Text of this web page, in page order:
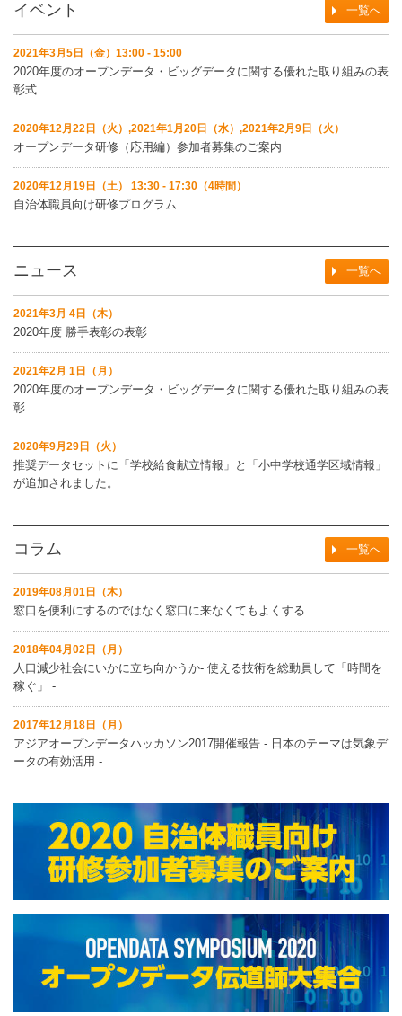
イベント 一覧へ
2021年3月5日（金）13:00 - 15:00
2020年度のオープンデータ・ビッグデータに関する優れた取り組みの表
彰式
2020年12月22日（火）,2021年1月20日（水）,2021年2月9日（火）
オープンデータ研修（応用編）参加者募集のご案内
2020年12月19日（土） 13:30 - 17:30（4時間）
自治体職員向け研修プログラム
ニュース 一覧へ
2021年3月 4日（木）
2020年度 勝手表彰の表彰
2021年2月 1日（月）
2020年度のオープンデータ・ビッグデータに関する優れた取り組みの表
彰
2020年9月29日（火）
推奨データセットに「学校給食献立情報」と「小中学校通学区域情報」
が追加されました。
コラム 一覧へ
2019年08月01日（木）
窓口を便利にするのではなく窓口に来なくてもよくする
2018年04月02日（月）
人口減少社会にいかに立ち向かうか‐ 使える技術を総動員して「時間を
稼ぐ」 ‐
2017年12月18日（月）
アジアオープンデータハッカソン2017開催報告 ‐ 日本のテーマは気象デ
ータの有効活用 ‐